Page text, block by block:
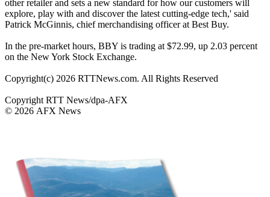
other retailer and sets a new standard for how our customers will
explore, play with and discover the latest cutting-edge tech,' said
Patrick McGinnis, chief merchandising officer at Best Buy.
In the pre-market hours, BBY is trading at $72.99, up 2.03 percent
on the New York Stock Exchange.
Copyright(c) 2026 RTTNews.com. All Rights Reserved
Copyright RTT News/dpa-AFX
© 2026 AFX News